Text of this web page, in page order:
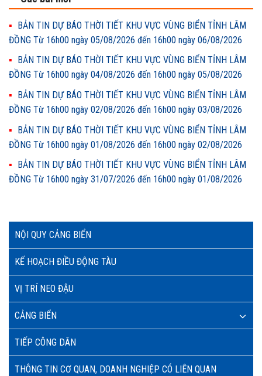
NỘI QUY CẢNG BIỂN
KẾ HOẠCH ĐIỀU ĐỘNG TÀU
VỊ TRÍ NEO ĐẬU
CẢNG BIỂN
TIẾP CÔNG DÂN
THÔNG TIN CƠ QUAN, DOANH NGHIỆP CÓ LIÊN QUAN
BẢN TIN DỰ BÁO THỜI TIẾT KHU VỰC VÙNG BIỂN TỈNH LÂM
ĐỒNG Từ 16h00 ngày 05/08/2026 đến 16h00 ngày 06/08/2026
BẢN TIN DỰ BÁO THỜI TIẾT KHU VỰC VÙNG BIỂN TỈNH LÂM
ĐỒNG Từ 16h00 ngày 04/08/2026 đến 16h00 ngày 05/08/2026
BẢN TIN DỰ BÁO THỜI TIẾT KHU VỰC VÙNG BIỂN TỈNH LÂM
ĐỒNG Từ 16h00 ngày 02/08/2026 đến 16h00 ngày 03/08/2026
BẢN TIN DỰ BÁO THỜI TIẾT KHU VỰC VÙNG BIỂN TỈNH LÂM
ĐỒNG Từ 16h00 ngày 01/08/2026 đến 16h00 ngày 02/08/2026
BẢN TIN DỰ BÁO THỜI TIẾT KHU VỰC VÙNG BIỂN TỈNH LÂM
ĐỒNG Từ 16h00 ngày 31/07/2026 đến 16h00 ngày 01/08/2026